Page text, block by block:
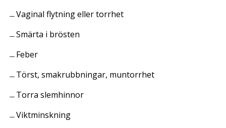
Vaginal flytning eller torrhet
Smärta i brösten
Feber
Törst, smakrubbningar, muntorrhet
Torra slemhinnor
Viktminskning